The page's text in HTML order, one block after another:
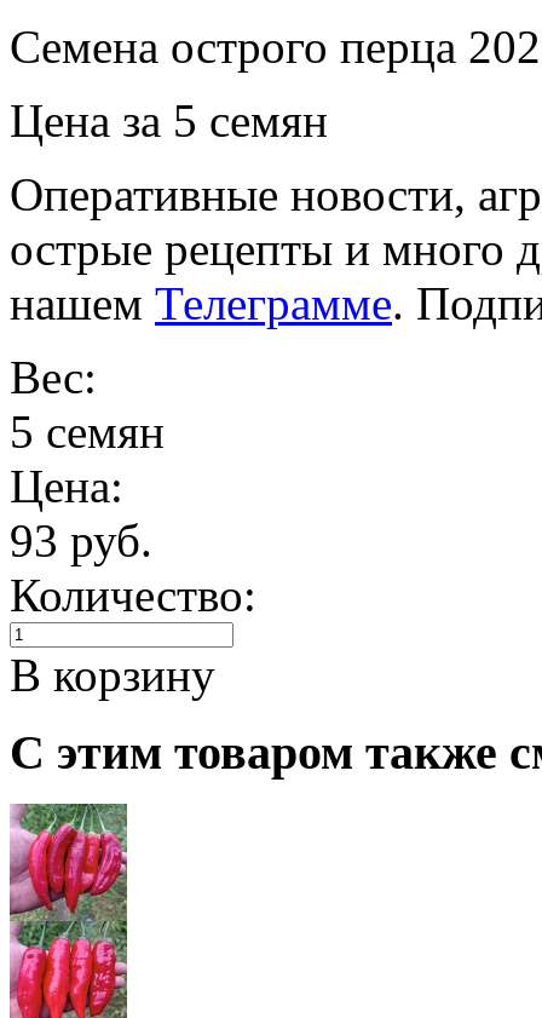
Семена острого перца
Цена за 5 семян
Оперативные новости,
острые рецепты и много
нашем Телеграмме.
Вес:
5 семян
Цена:
93 руб.
Количество:
В корзину
С этим товаром также